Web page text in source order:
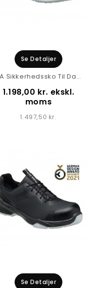
Se Detaljer
TILIA Sikkerhedssko Til Damer
1.198,00 kr. ekskl.
moms
1.497,50 kr.
Se Detaljer